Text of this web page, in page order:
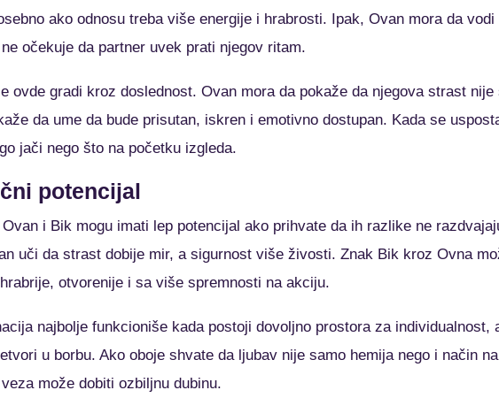
ako odnosu treba više energije i hrabrosti. Ipak, Ovan mora da
očekuje da partner uvek prati njegov ritam.
ovde gradi kroz doslednost. Ovan mora da pokaže da njegova strast
da ume da bude prisutan, iskren i emotivno dostupan. Kada se
jači nego što na početku izgleda.
potencijal
i Bik mogu imati lep potencijal ako prihvate da ih razlike ne
uči da strast dobije mir, a sigurnost više živosti. Znak Bik kroz Ovna
otvorenije i sa više spremnosti na akciju.
najbolje funkcioniše kada postoji dovoljno prostora za individualnost,
u borbu. Ako oboje shvate da ljubav nije samo hemija nego i način
može dobiti ozbiljnu dubinu.